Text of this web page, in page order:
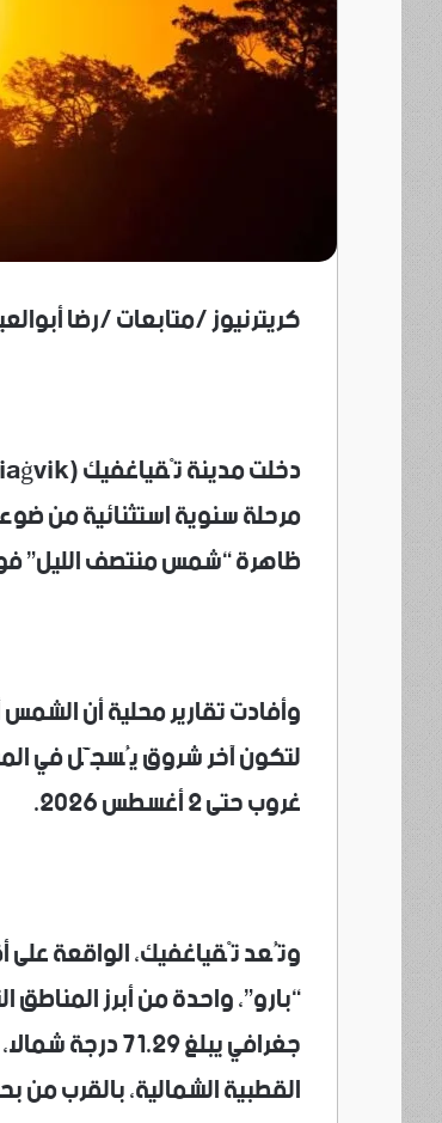
كريترنيوز /متابعات /رضا
ظاهرة “شمس منتصف الليل”
لتكون آخر شروق يُسجَّل في
غروب حتى 2 أغسطس 2026.
وتُعد تْقياغفيك، الواقعة
“بارو”، واحدة من أبرز
القطبية الشمالية، بالقرب